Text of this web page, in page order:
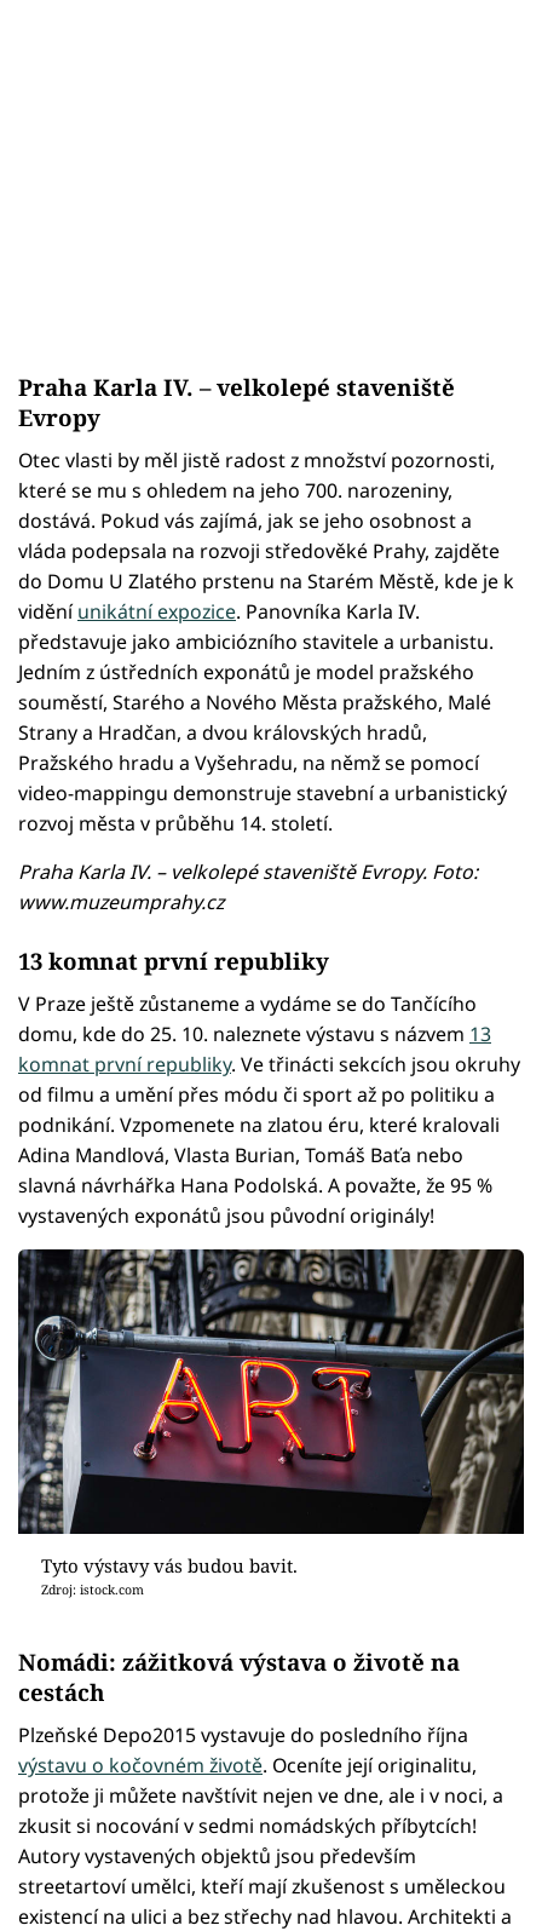
Praha Karla IV. – velkolepé staveniště
Evropy
Otec vlasti by měl jistě radost z množství pozornosti,
které se mu s ohledem na jeho 700. narozeniny,
dostává. Pokud vás zajímá, jak se jeho osobnost a
vláda podepsala na rozvoji středověké Prahy, zajděte
do Domu U Zlatého prstenu na Starém Městě, kde je k
viděníunikátní expozice. Panovníka Karla IV.
představuje jako ambiciózního stavitele a urbanistu.
Jedním z ústředních exponátů je model pražského
souměstí, Starého a Nového Města pražského, Malé
Strany a Hradčan, a dvou královských hradů,
Pražského hradu a Vyšehradu, na němž se pomocí
video-mappingu demonstruje stavební a urbanistický
rozvoj města v průběhu 14. století.
Praha Karla IV. – velkolepé staveniště Evropy. Foto:
www.muzeumprahy.cz
13 komnat první republiky
V Praze ještě zůstaneme a vydáme se do Tančícího
domu, kde do 25. 10. naleznete výstavu s názvem 13
komnat první republiky. Ve třinácti sekcích jsou okruhy
od filmu a umění přes módu či sport až po politiku a
podnikání. Vzpomenete na zlatou éru, které kralovali
Adina Mandlová, Vlasta Burian, Tomáš Baťa nebo
slavná návrhářka Hana Podolská. A považte, že 95 %
vystavených exponátů jsou původní originály!
Tyto výstavy vás budou bavit.
Zdroj: istock.com
Nomádi: zážitková výstava o životě na
cestách
Plzeňské Depo2015 vystavuje do posledního října
výstavu o kočovném životě. Oceníte její originalitu,
protože ji můžete navštívit nejen ve dne, ale i v noci, a
zkusit si nocování v sedmi nomádských příbytcích!
Autory vystavených objektů jsou především
streetartoví umělci, kteří mají zkušenost s uměleckou
existencí na ulici a bez střechy nad hlavou. Architekti a